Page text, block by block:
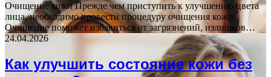
Очищение кожи Прежде чем приступить к улучшению цвета
лица, необходимо провести процедуру очищения кожи.
Очищение поможет избавиться от загрязнений, излишков…
24.04.2026
Как улучшить состояние кожи без